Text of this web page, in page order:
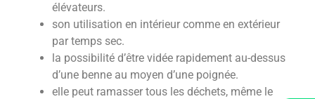
élévateurs.
son utilisation en intérieur comme en extérieur
par temps sec.
la possibilité d’être vidée rapidement au-dessus
d’une benne au moyen d’une poignée.
elle peut ramasser tous les déchets, même le